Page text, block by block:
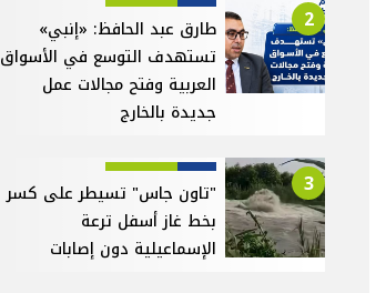
2
طارق عبد الحافظ: «إنبي»
تستهدف التوسع في الأسواق
العربية وفتح مجالات عمل
جديدة بالخارج
3
"تاون جاس" تسيطر على كسر
بخط غاز أسفل ترعة
الإسماعيلية دون إصابات